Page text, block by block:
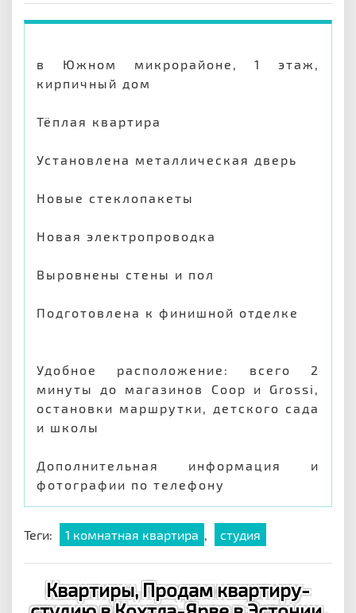
в Южном микрорайоне, 1 этаж,
кирпичный дом
Тёплая квартира
Установлена металлическая дверь
Новые стеклопакеты
Новая электропроводка
Выровнены стены и пол
Подготовлена к финишной отделке
Удобное расположение: всего 2
минуты до магазинов Coop и Grossi,
остановки маршрутки, детского сада
и школы
Дополнительная информация и
фотографии по телефону
Теги: 1 комнатная квартира , студия
Квартиры, Продам квартиру-